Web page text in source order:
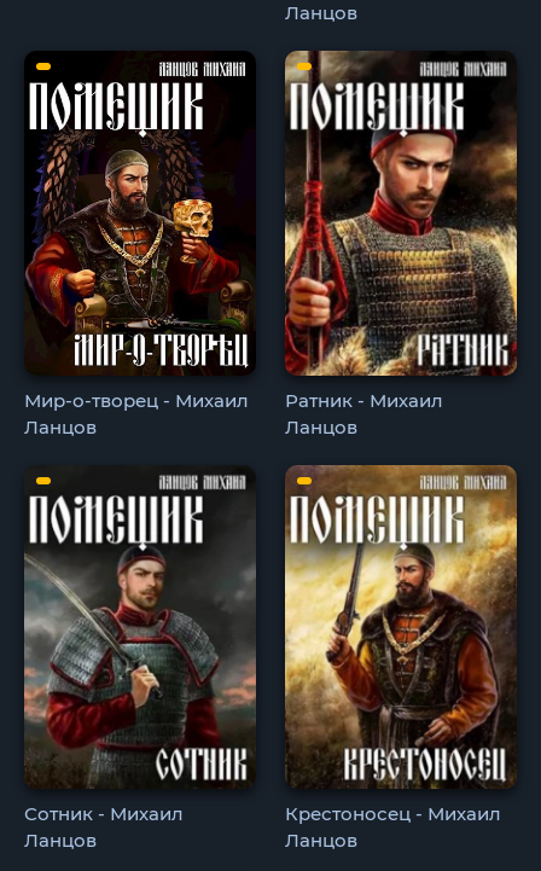
Ланцов
Мир-о-творец - Михаил
Ланцов
Ратник - Михаил
Ланцов
Сотник - Михаил
Ланцов
Крестоносец - Михаил
Ланцов